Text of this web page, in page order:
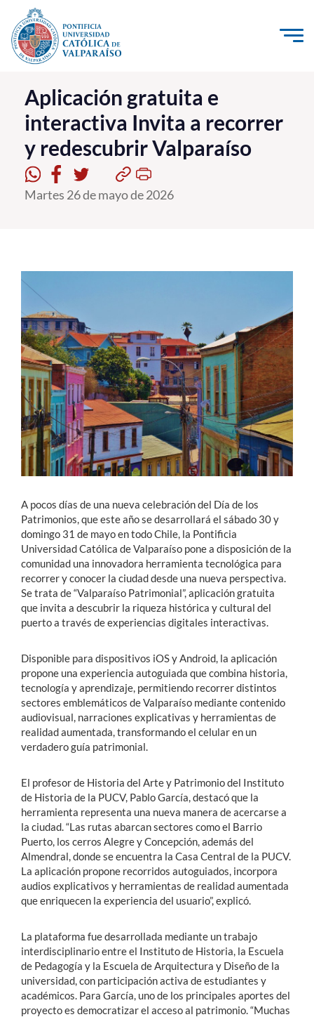
Click acá para ir directamente al contenido
La Universidad
Investigación, Creación e Innovación
PUCV Internacional
Vinculación con el Medio
Formación Continua
Estudiantes
Académicos
Funcionarios
Alumni
Aplicación gratuita e
interactiva Invita a recorrer
y redescubrir Valparaíso
Martes 26 de mayo de 2026
A pocos días de una nueva celebración del Día de los
Patrimonios, que este año se desarrollará el sábado 30 y
domingo 31 de mayo en todo Chile, la Pontificia
Universidad Católica de Valparaíso pone a disposición de la
comunidad una innovadora herramienta tecnológica para
recorrer y conocer la ciudad desde una nueva perspectiva.
Se trata de “Valparaíso Patrimonial”, aplicación gratuita
que invita a descubrir la riqueza histórica y cultural del
puerto a través de experiencias digitales interactivas.
Disponible para dispositivos iOS y Android, la aplicación
propone una experiencia autoguiada que combina historia,
tecnología y aprendizaje, permitiendo recorrer distintos
sectores emblemáticos de Valparaíso mediante contenido
audiovisual, narraciones explicativas y herramientas de
realidad aumentada, transformando el celular en un
verdadero guía patrimonial.
El profesor de Historia del Arte y Patrimonio del Instituto
de Historia de la PUCV, Pablo García, destacó que la
herramienta representa una nueva manera de acercarse a
la ciudad. “Las rutas abarcan sectores como el Barrio
Puerto, los cerros Alegre y Concepción, además del
Almendral, donde se encuentra la Casa Central de la PUCV.
La aplicación propone recorridos autoguiados, incorpora
audios explicativos y herramientas de realidad aumentada
que enriquecen la experiencia del usuario”, explicó.
La plataforma fue desarrollada mediante un trabajo
interdisciplinario entre el Instituto de Historia, la Escuela
de Pedagogía y la Escuela de Arquitectura y Diseño de la
universidad, con participación activa de estudiantes y
académicos. Para García, uno de los principales aportes del
proyecto es democratizar el acceso al patrimonio. “Muchas